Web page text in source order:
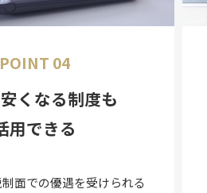
04
くなる制度も
用できる
面での優遇を受けられる